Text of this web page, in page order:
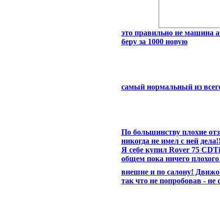
это правильно не машина
беру за 1000 новую
самый нормальный из
По большинству плохие
никогда не имел с ней
Я себе купил Rover 75
общем пока ничего
внешне и по салону!
так что не попробовав - не